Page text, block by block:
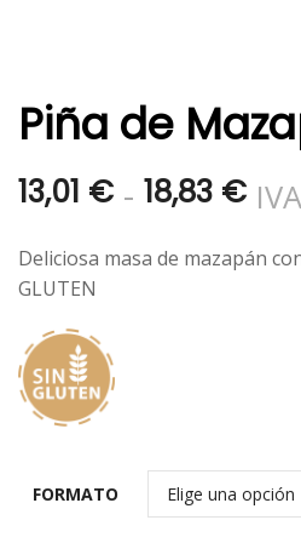
Piña de
13,01 € - 18,83 €
de
Deliciosa masa de mazapán
GLUTEN
FORMATO